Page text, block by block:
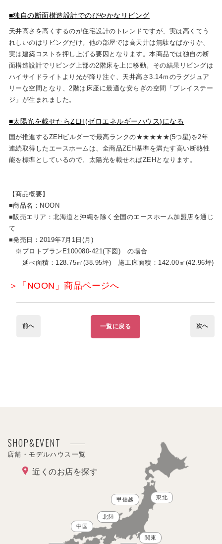
■独自の断面構造設計でのびやかなリビング
天井高さを高くするのが住宅設計のトレンドですが、実は高くてう
れしいのはリビングだけ。他の部屋では高天井は無駄なばかりか、
実は建築コストを押し上げる要因となります。本商品では独自の断
面構造設計でリビング上部の2階床を上に移動。その結果リビングは
ハイサイドライトより光が降り注ぐ、天井高さ3.14ｍのラグジュア
リーな空間となり、2階は床座に最適な安らぎの空間「プレイステー
ジ」が生まれました。
■太陽光を載せたらZEH(ゼロエネルギーハウス)になる
国が推進するZEHビルダーで最高ランクの★★★★★(5つ星)を2年
連続取得したエースホームは、全商品ZEH基準を満たす高い断熱性
能を標準としているので、太陽光を載せればZEHとなります。
【商品概要】
■商品名：NOON
■販売エリア：北海道と沖縄を除く全国のエースホーム加盟店を通じ
て
■発売日：2019年7月1日(月)
※プロトプランE100080-421(下図) の場合
延べ面積：128.75㎡(38.95坪) 施工床面積：142.00㎡(42.96坪)
＞「NOON」商品ページへ
前へ 一覧に戻る 次へ
SHOP&EVENT
店舗・モデルハウス一覧
近くのお店を探す
東北
甲信越
北陸
関東
中国